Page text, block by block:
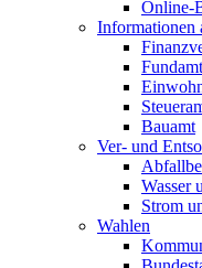
Online-
Informationen
Fundamt
Bauamt
Ver- und
Wasser
Strom
Wahlen